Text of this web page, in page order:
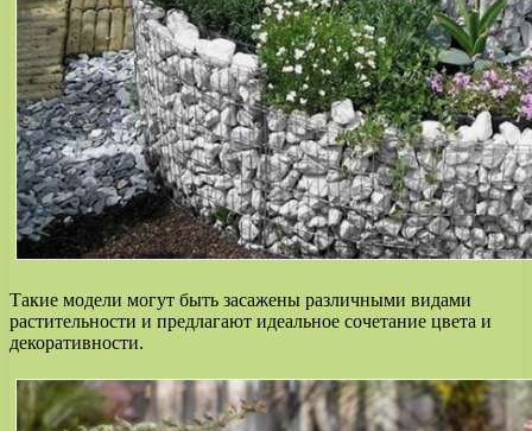
Такие модели могут быть засажены различными видами
растительности и предлагают идеальное сочетание цвета и
декоративности.